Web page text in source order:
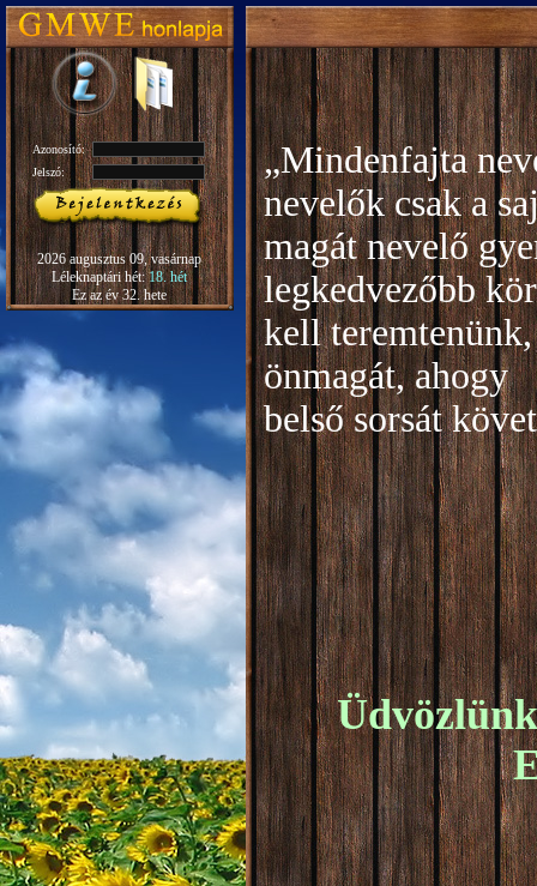
Azonosító:
Jelszó:
2026 augusztus 09, vasárnap
Léleknaptári hét:18. hét
Ez az év 32. hete
„Mindenfajta
nevelők csak a
magát nevelő
legkedvezőbb
kell
önmagát, ahogy
belső sorsát